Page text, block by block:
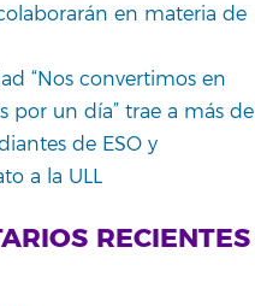
en materia de
“Nos convertimos en
por un día” trae a más de
de ESO y
a la ULL
RECIENTES